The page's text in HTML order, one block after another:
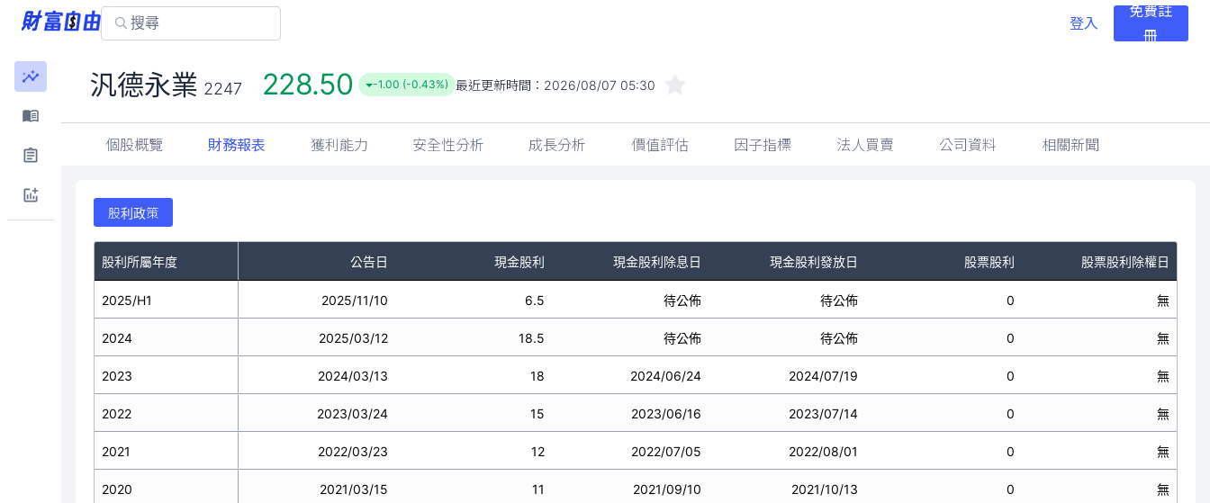
登入
免費註
冊
汎德永業 2247 228.50 -1.00 (-0.43%) 最近更新時間： 2026/08/07 05:30
個股概覽 財務報表 獲利能力 安全性分析 成長分析 價值評估 因子指標 法人買賣 公司資料 相關新聞
股利政策
股利所屬年度 公告日 現金股利 現金股利除息日 現金股利發放日 股票股利 股票股利除權日
2025/H1
2024
2023
2022
2021
2020
2025/11/10 6.5 待公佈 待公佈 0 無
2025/03/12 18.5 待公佈 待公佈 0 無
2024/03/13 18 2024/06/24 2024/07/19 0 無
2023/03/24 15 2023/06/16 2023/07/14 0 無
2022/03/23 12 2022/07/05 2022/08/01 0 無
2021/03/15 11 2021/09/10 2021/10/13 0 無